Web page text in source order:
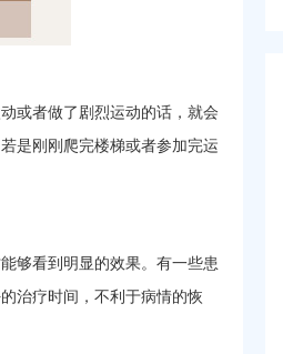
或者做了剧烈运动的话，就会
是刚刚爬完楼梯或者参加完运
够看到明显的效果。有一些患
治疗时间，不利于病情的恢